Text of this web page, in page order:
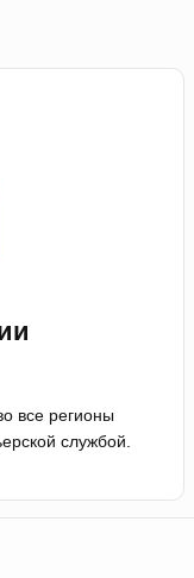
все регионы
службой.